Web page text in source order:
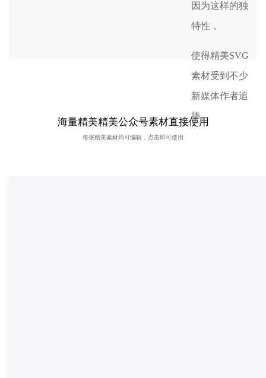
因为这样的独
特性，
使得精美SVG
素材受到不少
新媒体作者追
捧。
海量精美精美公众号素材直接使用
每张精美素材均可编辑，点击即可使用